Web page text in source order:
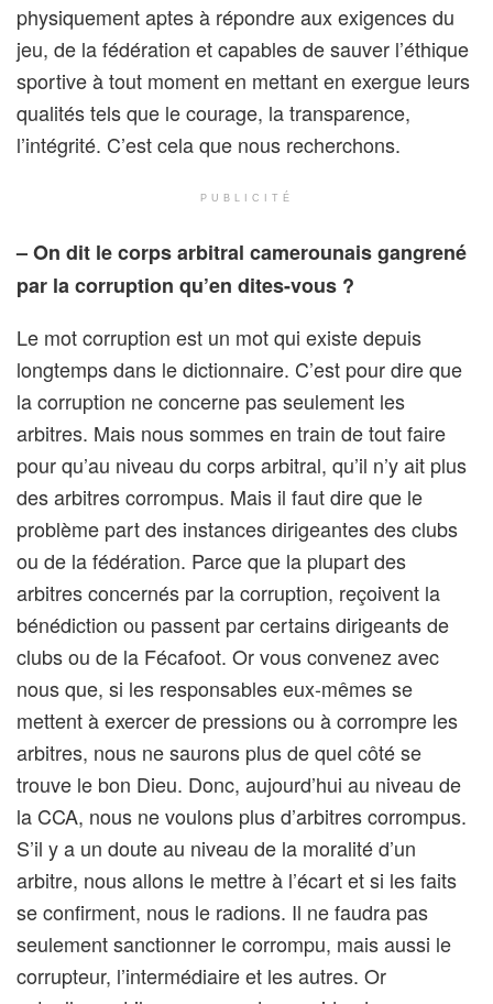
physiquement aptes à répondre aux exigences du
jeu, de la fédération et capables de sauver l’éthique
sportive à tout moment en mettant en exergue leurs
qualités tels que le courage, la transparence,
l’intégrité. C’est cela que nous recherchons.
PUBLICITÉ
– On dit le corps arbitral camerounais gangrené
par la corruption qu’en dites-vous ?
Le mot corruption est un mot qui existe depuis
longtemps dans le dictionnaire. C’est pour dire que
la corruption ne concerne pas seulement les
arbitres. Mais nous sommes en train de tout faire
pour qu’au niveau du corps arbitral, qu’il n’y ait plus
des arbitres corrompus. Mais il faut dire que le
problème part des instances dirigeantes des clubs
ou de la fédération. Parce que la plupart des
arbitres concernés par la corruption, reçoivent la
bénédiction ou passent par certains dirigeants de
clubs ou de la Fécafoot. Or vous convenez avec
nous que, si les responsables eux-mêmes se
mettent à exercer de pressions ou à corrompre les
arbitres, nous ne saurons plus de quel côté se
trouve le bon Dieu. Donc, aujourd’hui au niveau de
la CCA, nous ne voulons plus d’arbitres corrompus.
S’il y a un doute au niveau de la moralité d’un
arbitre, nous allons le mettre à l’écart et si les faits
se confirment, nous le radions. Il ne faudra pas
seulement sanctionner le corrompu, mais aussi le
corrupteur, l’intermédiaire et les autres. Or